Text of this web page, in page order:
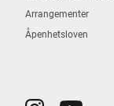
Arrangementer
Åpenhetsloven